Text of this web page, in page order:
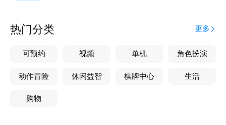
热门分类 更多
可预约 视频 单机 角色扮演
动作冒险 休闲益智 棋牌中心 生活
购物